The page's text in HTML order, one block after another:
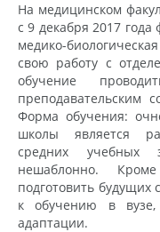
На медицинском
с 9 декабря 2017
медико-
свою работу с
обучение
преподавательским
Форма обучения:
школы является
средних учебных
нешаблонно.
подготовить будущих
к обучению в
адаптации.